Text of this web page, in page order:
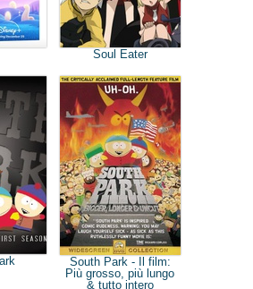
Soul Eater
South Park - Il film:
Più grosso, più lungo
& tutto intero